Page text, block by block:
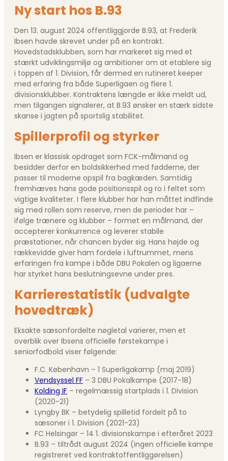
Ny start hos B.93
Den 13. august 2024 offentliggjorde B.93, at Frederik
Ibsen havde skrevet under på en kontrakt.
Hovedstadsklubben, som har markeret sig med et
stærkt udviklingsmiljø og ambitioner om at etablere sig
i toppen af 1. Division, får dermed en rutineret keeper
med erfaring fra både Superligaen og flere 1.
divisionsklubber. Kontraktens længde er ikke meldt ud,
men tilgangen signalerer, at B.93 ønsker en stærk sidste
skanse i jagten på sportslig stabilitet.
Spillerprofil og styrker
Ibsen er klassisk opdraget som FCK-målmand og
besidder derfor en boldsikkerhed med fødderne, der
passer til moderne opspil fra bagkæden. Samtidig
fremhæves hans gode positionsspil og ro i feltet som
vigtige kvaliteter. I flere klubber har han måttet indfinde
sig med rollen som reserve, men de perioder har –
ifølge trænere og klubber – formet en målmand, der
accepterer konkurrence og leverer stabile
præstationer, når chancen byder sig. Hans højde og
rækkevidde giver ham fordele i luftrummet, mens
erfaringen fra kampe i både DBU Pokalen og ligaerne
har styrket hans beslutningsevne under pres.
Karrierestatistik (udvalgte
hovedtræk)
Eksakte sæsonfordelte nøgletal varierer, men et
overblik over Ibsens officielle førstekampe i
seniorfodbold viser følgende:
F.C. København – 1 Superligakamp (maj 2019)
Vendsyssel FF – 3 DBU Pokalkampe (2017-18)
Kolding IF – regelmæssig startplads i 1. Division
(2020-21)
Lyngby BK – betydelig spilletid fordelt på to
sæsoner i 1. Division (2021-23)
FC Helsingør – 14 1. divisionskampe i efteråret 2023
B.93 – tiltrådt august 2024 (ingen officielle kampe
registreret ved kontraktoffentliggørelsen)